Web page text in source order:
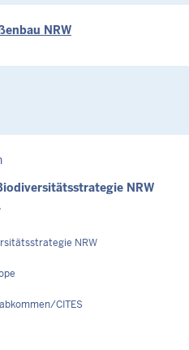
NRW
NRW
NRW
CITES